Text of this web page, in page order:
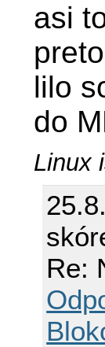
asi
lilo
do
Linux
Re: